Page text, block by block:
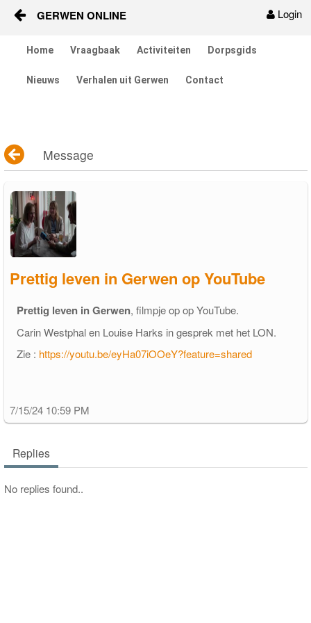
Login
GERWEN ONLINE
Dorpsgids
Nieuws
Contact
pakketfraude
Home Vraagbaak Activiteiten Dorpsgids
Nieuws Verhalen uit Gerwen Contact
Message
Prettig leven in Gerwen op YouTube
Prettig leven in Gerwen, filmpje op op YouTube.
Carin Westphal en Louise Harks in gesprek met het LON.
Zie : https://youtu.be/eyHa07iOOeY?feature=shared
7/15/24 10:59 PM
Replies
No replies found..